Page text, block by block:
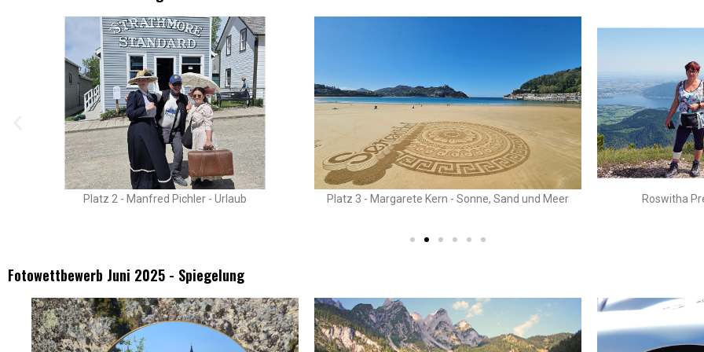
Platz 2 - Manfred Pichler - Urlaub Platz 3 - Margarete Kern - Sonne, Sand und Meer Roswitha
Fotowettbewerb Juni 2025 - Spiegelung